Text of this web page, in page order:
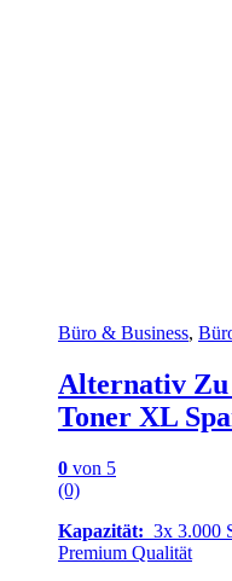
Büro & Business,
Alternativ Zu
Toner XL
0 von 5
(0)
Kapazität: 3x 3.000
Premium Qualität